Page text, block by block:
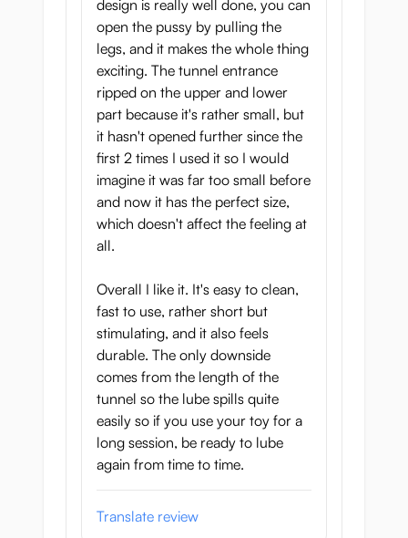
design is really well done, you can
open the pussy by pulling the
legs, and it makes the whole thing
exciting. The tunnel entrance
ripped on the upper and lower
part because it's rather small, but
it hasn't opened further since the
first 2 times I used it so I would
imagine it was far too small before
and now it has the perfect size,
which doesn't affect the feeling at
all.
Overall I like it. It's easy to clean,
fast to use, rather short but
stimulating, and it also feels
durable. The only downside
comes from the length of the
tunnel so the lube spills quite
easily so if you use your toy for a
long session, be ready to lube
again from time to time.
Translate review